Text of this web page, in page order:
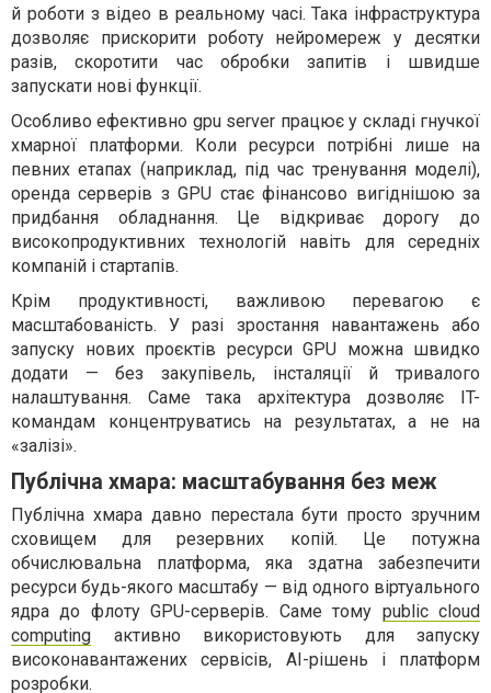
й роботи з відео в реальному часі. Така інфраструктура
дозволяє прискорити роботу нейромереж у десятки
разів, скоротити час обробки запитів і швидше
запускати нові функції.
Особливо ефективно gpu server працює у складі гнучкої
хмарної платформи. Коли ресурси потрібні лише на
певних етапах (наприклад, під час тренування моделі),
оренда серверів з GPU стає фінансово вигіднішою за
придбання обладнання. Це відкриває дорогу до
високопродуктивних технологій навіть для середніх
компаній і стартапів.
Крім продуктивності, важливою перевагою є
масштабованість. У разі зростання навантажень або
запуску нових проєктів ресурси GPU можна швидко
додати — без закупівель, інсталяції й тривалого
налаштування. Саме така архітектура дозволяє IT-
командам концентруватись на результатах, а не на
«залізі».
Публічна хмара: масштабування без меж
Публічна хмара давно перестала бути просто зручним
сховищем для резервних копій. Це потужна
обчислювальна платформа, яка здатна забезпечити
ресурси будь-якого масштабу — від одного віртуального
ядра до флоту GPU-серверів. Саме тому public cloud
computing активно використовують для запуску
високонавантажених сервісів, AI-рішень і платформ
розробки.